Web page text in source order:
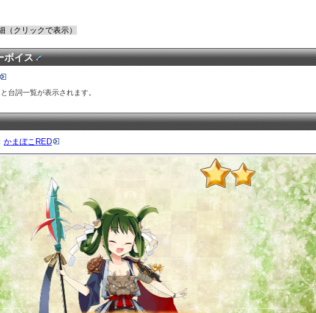
（クリックで表示）
ボイス
台詞一覧が表示されます。
かまぼこRED